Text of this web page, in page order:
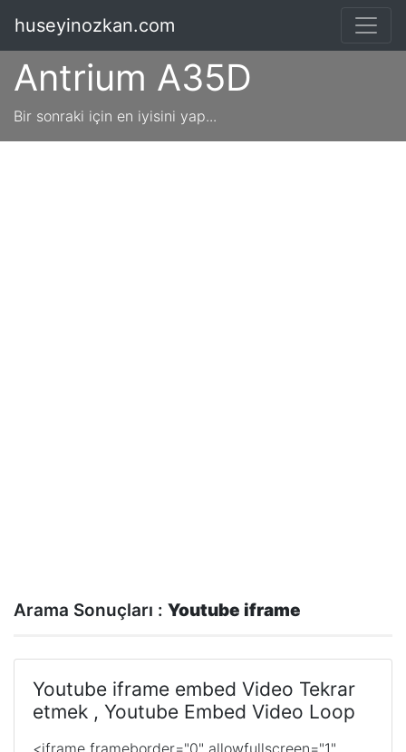
Antrium A35D
Bir sonraki için en iyisini yap...
huseyinozkan.com
Arama Sonuçları : Youtube iframe
Youtube iframe embed Video Tekrar
etmek , Youtube Embed Video Loop
<iframe frameborder="0" allowfullscreen="1"